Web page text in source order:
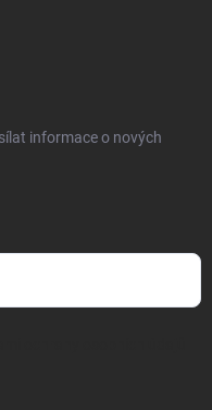
informace o nových